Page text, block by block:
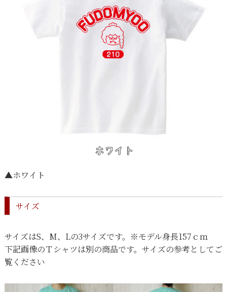
▲ホワイト
サイズ
サイズはS、M、Lの3サイズです。※モデル身長157ｃｍ
下記画像のＴシャツは別の商品です。サイズの参考としてご
覧ください